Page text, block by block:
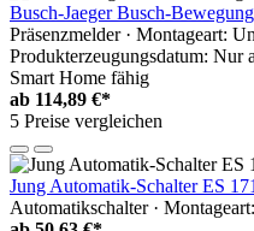
Busch-Jaeger Busch-
Präsenzmelder · Montageart:
Produkterzeugungsdatum: Nur
Smart Home fähig
ab 114,89 €*
5 Preise vergleichen
Jung Automatik-Schalter ES
Automatikschalter ·